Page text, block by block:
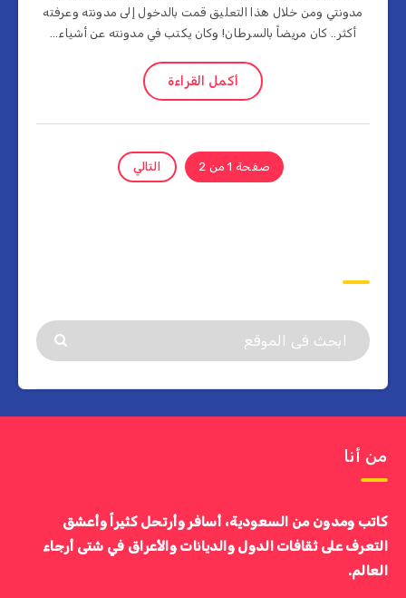
مدونتي ومن خلال هذا التعليق قمت بالدخول إلى مدونته وعرفته
أكثر.. كان مريضاً بالسرطان! وكان يكتب في مدونته عن أشياء…
أكمل القراءة
صفحة 1 من 2 التالي
من أنا
كاتب ومدون من السعودية، أسافر وأرتحل كثيراً وأعشق
التعرف على ثقافات الدول والديانات والأعراق في شتى أرجاء
العالم.